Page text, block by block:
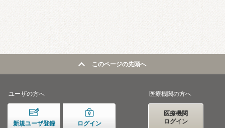
このページの先頭へ
ユーザの方へ
新規ユーザ登録 ログイン
医療機関の方へ
医療機関
ログイン